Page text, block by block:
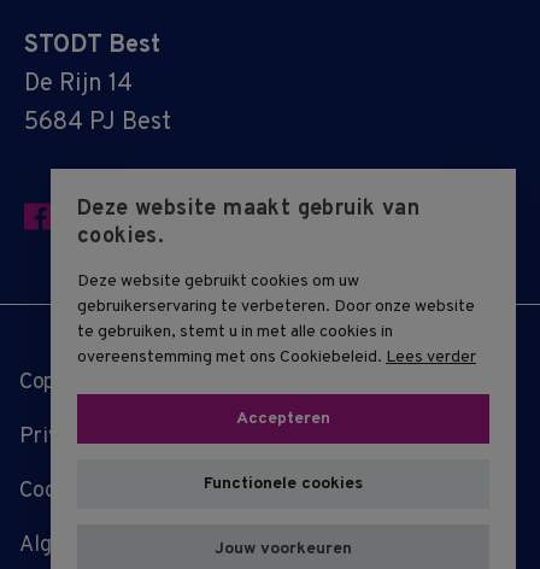
STODT Best
De Rijn 14
5684 PJ Best
Copyright © 2019 - 2026 STODT
Privacy-statement
Cookie-overzicht
Algemene voorwaarden
Deze website maakt gebruik van
cookies.
Deze website gebruikt cookies om uw
gebruikerservaring te verbeteren. Door onze website
te gebruiken, stemt u in met alle cookies in
overeenstemming met ons Cookiebeleid. Lees verder
Accepteren
Functionele cookies
Jouw voorkeuren